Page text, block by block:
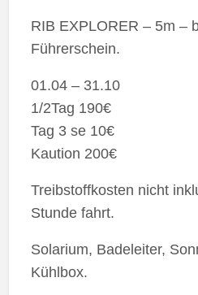
RIB EXPLORER – 5m –
Führerschein.
01.04 – 31.10
1/2Tag 190€
Tag 3 se 10€
Kaution 200€
Treibstoffkosten nicht
Stunde fahrt.
Solarium, Badeleiter,
Kühlbox.